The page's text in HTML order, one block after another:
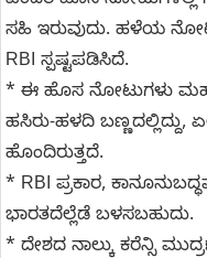
ಸಹಿ ಇರುವುದು. ಹಳೆಯ
RBI ಸ್ಪಷ್ಟಪಡಿಸಿದೆ.
* ಈ ಹೊಸ ನೋಟುಗಳು
ಹಸಿರು-ಹಳದಿ ಬಣ್ಣದಲ್ಲಿದ್ದು,
ಹೊಂದಿರುತ್ತದೆ.
* RBI ಪ್ರಕಾರ,
ಭಾರತದೆಲ್ಲೆಡೆ ಬಳಸಬಹುದು.
* ದೇಶದ ನಾಲ್ಕು ಕರೆನ್ಸಿ